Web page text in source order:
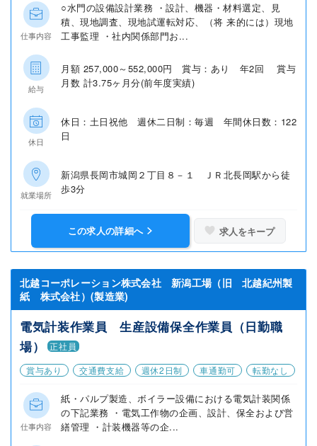
仕事内容
○水門の設備設計業務 ・設計、機器・材料選定、見
積、現地調査、現地試運転対応、（将 来的には）現地
工事監理 ・社内関係部門お...
給与
月額 257,000～552,000円 賞与：あり 年2回 賞与
月数 計3.75ヶ月分(前年度実績)
休日
休日：土日祝他 週休二日制：毎週 年間休日数：122
日
就業場所
新潟県長岡市城岡２丁目８－１ ＪＲ北長岡駅から徒
歩3分
この求人の詳細へ 求人をキープ
北越コーポレーション株式会社 新潟工場（旧 北越紀州製
紙 株式会社）(製造業)
電気計装作業員 生産設備保全作業員（日勤職
場）
正社員
賞与あり
交通費支給 週休2日制 車通勤可 転勤なし
仕事内容
紙・パルプ製造、ボイラー設備における電気計装関係
の下記業務 ・電気工作物の企画、設計、保全および営
繕管理 ・計装機器等の企...